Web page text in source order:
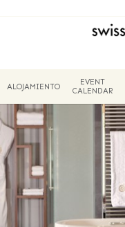
ALOJAMIENTO
EVENT
CALENDAR